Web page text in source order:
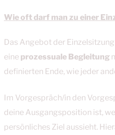
Wie oft darf man zu einer
Das Angebot der
eine prozessuale Begleitung
definierten Ende, wie jeder
Im Vorgespräch/in den
deine Ausgangsposition ist,
persönliches Ziel aussieht.